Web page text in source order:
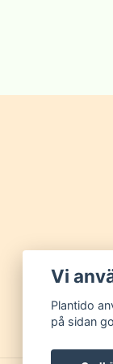
Vi
Plantido
på sidan